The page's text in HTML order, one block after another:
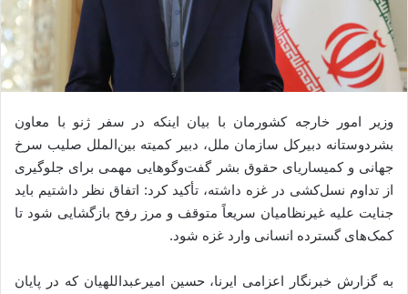
وزیر امور خارجه کشورمان با بیان اینکه در سفر ژنو با معاون
بشردوستانه دبیرکل سازمان ملل، دبیر کمیته بین‌الملل صلیب سرخ
جهانی و کمیساریای حقوق بشر گفت‌وگوهایی مهمی برای جلوگیری
از تداوم نسل‌کشی در غزه داشته، تأکید کرد: اتفاق نظر داشتیم باید
جنایت علیه غیرنظامیان سریعاً متوقف و مرز رفح بازگشایی شود تا
کمک‌های گسترده انسانی وارد غزه شود.
به گزارش خبرنگار اعزامی ایرنا، حسین امیرعبداللهیان که در پایان